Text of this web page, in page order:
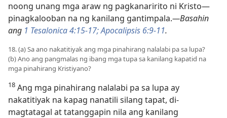
noong unang mga araw ng pagkanaririto ni Kristo​—
pinagkalooban na ng kanilang gantimpala.​—Basahin
ang 1 Tesalonica 4:15-17;Apocalipsis 6:9-11.
18. (a) Sa ano nakatitiyak ang mga pinahirang nalalabi pa sa lupa?
(b) Ano ang pangmalas ng ibang mga tupa sa kanilang kapatid na
mga pinahirang Kristiyano?
18 Ang mga pinahirang nalalabi pa sa lupa ay
nakatitiyak na kapag nanatili silang tapat, di-
magtatagal at tatanggapin nila ang kanilang